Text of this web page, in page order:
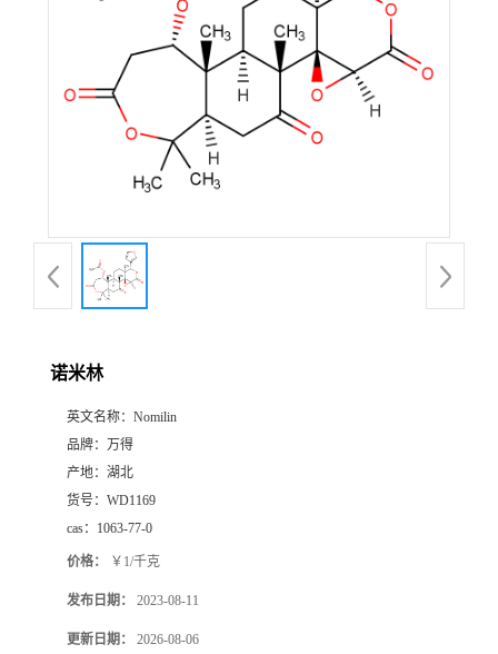
诺米林
英文名称： Nomilin
品牌： 万得
产地： 湖北
货号： WD1169
cas： 1063-77-0
价格： ￥1/千克
发布日期： 2023-08-11
更新日期： 2026-08-06